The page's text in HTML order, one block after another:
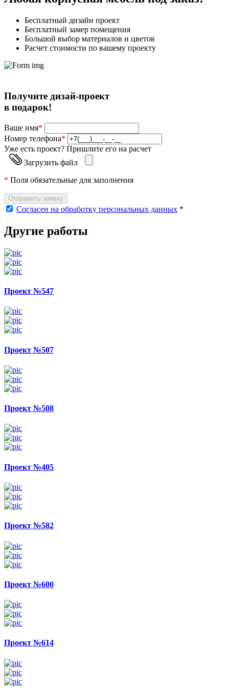
Бесплатный дизайн проект
Бесплатный замер помещения
Большой выбор материалов и цветов
Расчет стоимости по вашему проекту
Получите дизай-проект
в подарок!
Ваше имя*
Номер телефона*
Уже есть проект? Пришлите его на расчет
Загрузить файл
* Поля обязательные для заполнения
Отправить заявку
Согласен на обработку персональных данных *
Другие работы
Проект №547
Проект №507
Проект №508
Проект №405
Проект №582
Проект №600
Проект №614